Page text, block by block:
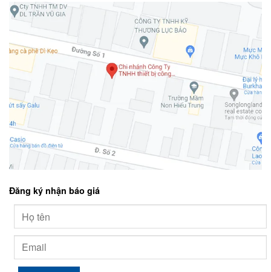
Đăng ký nhận báo giá